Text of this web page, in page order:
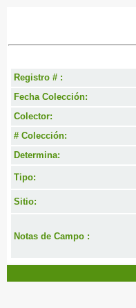
Registro # :
Fecha Colección:
Colector:
# Colección:
Determina:
Tipo:
Sitio:
Notas de Campo :